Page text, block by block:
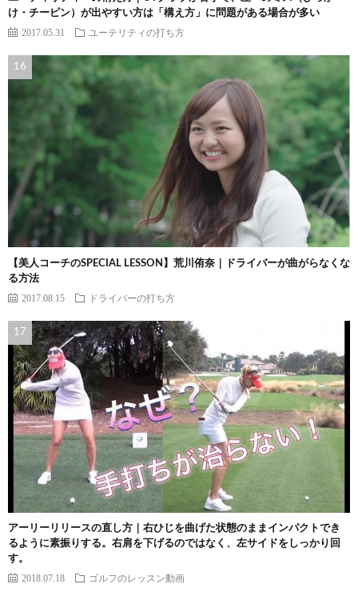
け・チーピン）が出やすい方は「構え方」に問題がある場合が多い
2017.05.31 ユーテリティの打ち方
【美人コーチのSPECIAL LESSON】荒川侑奈｜ドライバーが曲がらなくな
る方法
2017.08.15 ドライバーの打ち方
アーリーリリースの直し方｜右ひじを曲げた状態のままインパクトでき
るように素振りする。右肩を下げるのではなく、左サイドをしっかり回
す。
2018.07.18 ゴルフのレッスン動画